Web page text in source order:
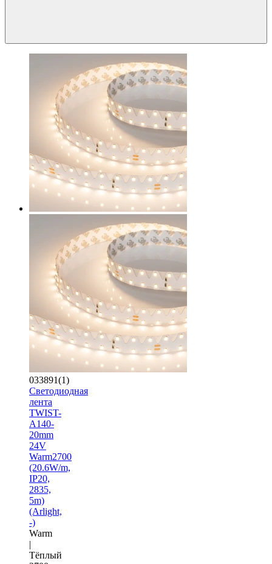
033891(1)
Светодиодная
лента
TWIST-
A140-
20mm
24V
Warm2700
(20.6W/m,
IP20,
2835,
5m)
(Arlight,
-)
Warm
|
Тёплый